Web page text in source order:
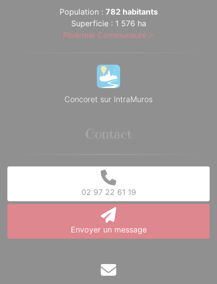
Population : 782 habitants
Superficie : 1 576 ha
Ploërmel Communauté
Concoret sur IntraMuros
Contact
02 97 22 61 19
Envoyer un message